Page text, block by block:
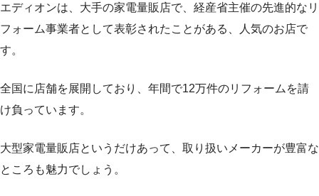
エディオンは、大手の家電量販店で、経産省主催の先進的なリ
フォーム事業者として表彰されたことがある、人気のお店で
す。
全国に店舗を展開しており、年間で12万件のリフォームを請
け負っています。
大型家電量販店というだけあって、取り扱いメーカーが豊富な
ところも魅力でしょう。